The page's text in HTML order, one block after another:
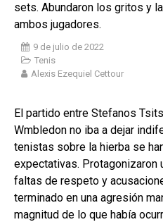
sets. Abundaron los gritos y
ambos jugadores.
9 de julio de 2022
Tenis
Alexis Ezequiel Cettour
El partido entre Stefanos
Wmbledon no iba a dejar
tenistas sobre la hierba se
expectativas. Protagonizaron
faltas de respeto y
terminado en una agresión
magnitud de lo que había